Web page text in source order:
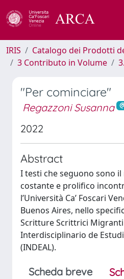
IRIS
Catalogo dei Prodotti
3 Contributo in Volume
"Per cominciare"
Regazzoni Susanna
2022
Abstract
I testi che seguono sono
costante e prolifico
l’Università Ca’ Foscari
Buenos Aires, nello
Scritture Scrittrici Migranti
Interdisciplinario de
(INDEAL).
Scheda breve